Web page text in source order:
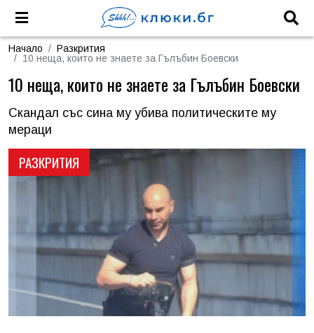
Начало
Разкрития
10 неща, които не знаете за Гълъбин Боевски
РАЗКРИТИЯ
10 неща, които не знаете за Гълъбин Боевски
Скандал със сина му убива политическите му
мераци